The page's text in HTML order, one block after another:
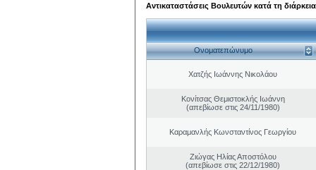
Αντικαταστάσεις Βουλευτών κατά τη
Ονοματεπώνυμο
Χατζής Ιωάννης Νικολάου
Κονίτσας Θεμιστοκλής Ιωάννη
(απεβίωσε στις 24/11/1980)
Καραμανλής Κωνσταντίνος Γεωργίου
Ζιώγας Ηλίας Αποστόλου
(απεβίωσε στις 22/12/1980)